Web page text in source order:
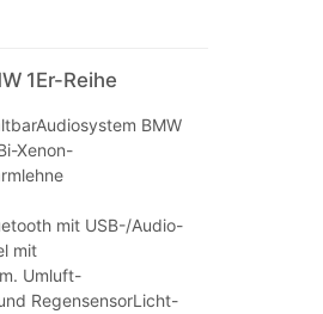
1Er-Reihe
BMW
Xenon-
mit USB-/Audio-
mit
Umluft-
RegensensorLicht-